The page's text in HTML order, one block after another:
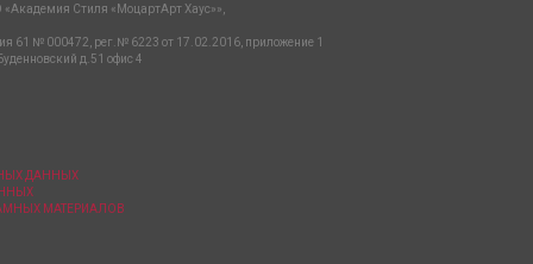
Стиля «МоцартАрт Хаус»»,
61 № 000472, рег.№ 6223 от 17.02.2016, приложение 1
д.51 офис 4
ДАННЫХ
МАТЕРИАЛОВ